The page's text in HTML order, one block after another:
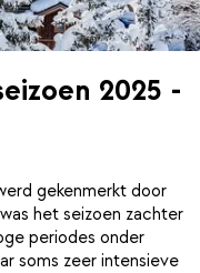
2025 -
gekenmerkt door
het seizoen zachter
periodes onder
soms zeer intensieve